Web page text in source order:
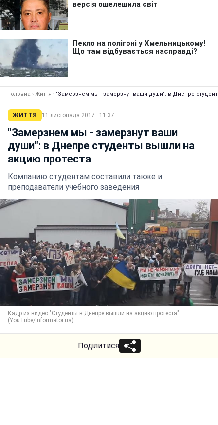
Головна › Життя › "Замерзнем мы - замерзнут ваши души": в Днепре
ЖИТТЯ 11 листопада 2017 · 11:37
"Замерзнем мы - замерзнут ваши
души": в Днепре студенты вышли на
акцию протеста
Компанию студентам составили также и
преподаватели учебного заведения
Кадр из видео "Студенты в Днепре вышли на акцию протеста"
(YouTube/informator.ua)
Поділитися